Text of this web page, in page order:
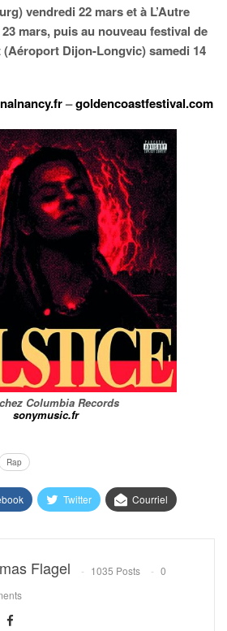
vendredi 22 mars et à L’Autre
mars, puis au nouveau festival de
Dijon-Longvic) samedi 14
–goldencoastfestival.com
Columbia Records
sonymusic.fr
Rap
Twitter Courriel
Flagel 1035 Posts
0